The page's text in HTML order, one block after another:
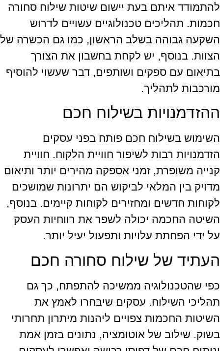
להתמודד איתם בעת יישום שיטות שילוח סחורה
חכמות. תהליכים טכנולוגיים עשויים לדרוש
השקעה גבוהה בשלב הראשון, כמו גם הכשרה של
הצוות. בנוסף, יש לקחת בחשבון את הצורך
בתיאום עם ספקים ושותפים, דבר שעשוי להוסיף
מורכבות לתהליך.
ההזדמנויות בשילוח חכם
השימוש בשילוח חכם פותח בפני עסקים
הזדמנויות רבות לשיפור חוויית הלקוח. חוויית
קנייה משופרת, זמני אספקה מהירים יותר ותיאום
מדויק בין המלאי לביקוש הם יתרונות שמושכים
לקוחות חדשים ומחזירים לקוחות קיימים. בנוסף,
השיטה החכמה יכולה לשפר את רווחיות העסק
על ידי הפחתת עלויות ותפעול יעיל יותר.
העתיד של שילוח סחורה חכם
כפי שהטכנולוגיה ממשיכה להתפתח, כך גם
תהליכי השילוח. עסקים שיבחרו לאמץ את
השיטות החכמות צפויים ליהנות מיתרון תחרותי
בשוק. שילוב של אוטומציה, נתונים בזמן אמת